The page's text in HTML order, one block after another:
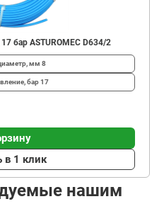
бар ASTUROMEC D634/2
мм 8
бар17
в 1 клик
нашим